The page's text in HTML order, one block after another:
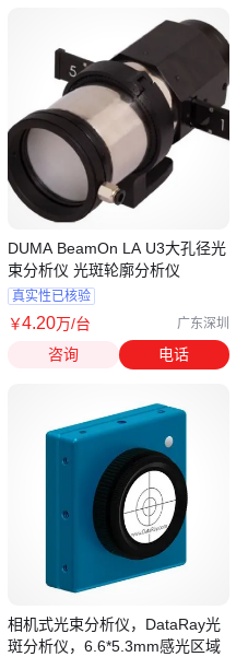
DUMA BeamOn LA U3大孔径光
束分析仪 光斑轮廓分析仪
真实性已核验
￥4.20万/台 广东深圳
咨询 电话
相机式光束分析仪，DataRay光
斑分析仪，6.6*5.3mm感光区域